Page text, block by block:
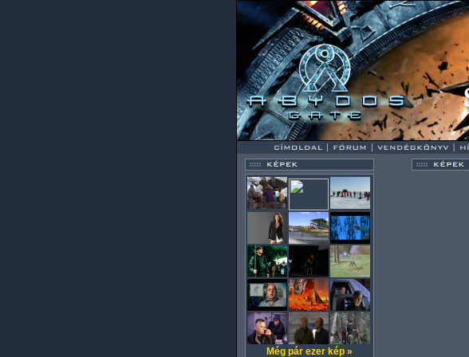
Még pár ezer kép »